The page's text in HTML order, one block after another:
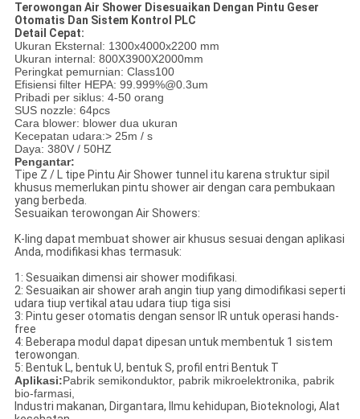
Terowongan Air Shower Disesuaikan Dengan Pintu Geser
Otomatis Dan Sistem Kontrol PLC
Detail Cepat:
Ukuran Eksternal: 1300x4000x2200 mm
Ukuran internal: 800X3900X2000mm
Peringkat pemurnian: Class100
Efisiensi filter HEPA: 99.999%@0.3um
Pribadi per siklus: 4-50 orang
SUS nozzle: 64pcs
Cara blower: blower dua ukuran
Kecepatan udara:> 25m / s
Daya: 380V / 50HZ
Pengantar:
Tipe Z / L tipe Pintu Air Shower tunnel itu karena struktur sipil
khusus memerlukan pintu shower air dengan cara pembukaan
yang berbeda.
Sesuaikan terowongan Air Showers:
K-ling dapat membuat shower air khusus sesuai dengan aplikasi
Anda, modifikasi khas termasuk:
1: Sesuaikan dimensi air shower modifikasi.
2: Sesuaikan air shower arah angin tiup yang dimodifikasi seperti
udara tiup vertikal atau udara tiup tiga sisi
3: Pintu geser otomatis dengan sensor IR untuk operasi hands-
free
4: Beberapa modul dapat dipesan untuk membentuk 1 sistem
terowongan.
5: Bentuk L, bentuk U, bentuk S, profil entri Bentuk T
Aplikasi:Pabrik semikonduktor, pabrik mikroelektronika, pabrik
bio-farmasi,
Industri makanan, Dirgantara, Ilmu kehidupan, Bioteknologi, Alat